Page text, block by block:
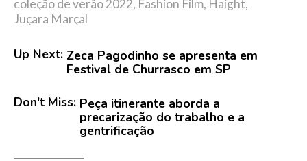
coleção de verão 2022, Fashion Film, Haight,
Juçara Marçal
Up Next: Zeca Pagodinho se apresenta em
Festival de Churrasco em SP
Don't Miss: Peça itinerante aborda a
precarização do trabalho e a
gentrificação